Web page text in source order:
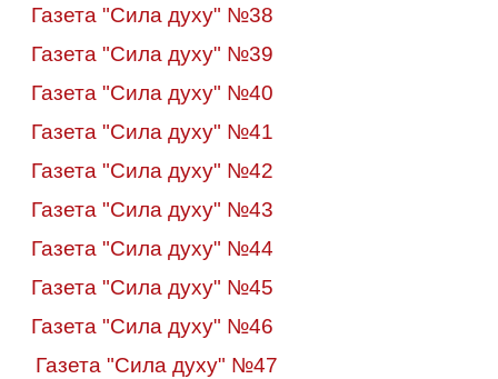
Газета "Сила духу" №38
Газета "Сила духу" №39
Газета "Сила духу" №40
Газета "Сила духу" №41
Газета "Сила духу" №42
Газета "Сила духу" №43
Газета "Сила духу" №44
Газета "Сила духу" №45
Газета "Сила духу" №46
Газета "Сила духу" №47